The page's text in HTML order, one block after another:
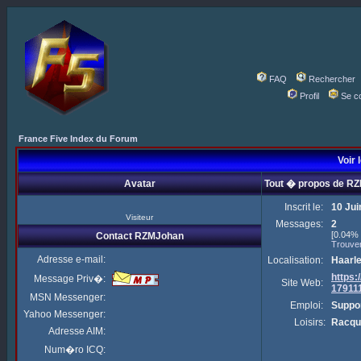
FAQ
Rechercher
Profil
Se
France Five Index du Forum
Voir
Avatar Tout � propos de
Visiteur
Inscrit le:
10
Messages:
2
[0.04%
Localisation:
Site Web:
Emploi:
Loisirs:
Contact RZMJohan
Adresse e-mail:
Message Priv�:
MSN Messenger:
Yahoo Messenger:
Adresse AIM:
Num�ro ICQ: